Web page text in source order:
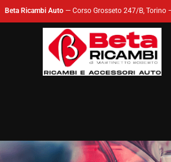
Beta Ricambi Auto — Corso Grosseto 247/B, Torino